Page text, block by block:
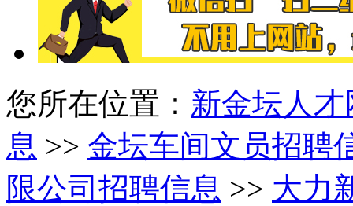
您所在位置： 新金坛人才
息 >> 金坛车间文员招聘
限公司招聘信息 >> 大力